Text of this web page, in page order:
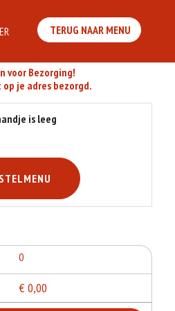
TERUG NAAR MENU
voor Bezorging!
je adres bezorgd.
is leeg
0
€ 0,00